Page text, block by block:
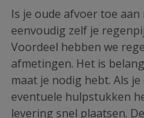
Is je oude afvoer toe
eenvoudig zelf je
Voordeel hebben we
afmetingen. Het is
maat je nodig hebt. Als
eventuele hulpstukken
levering snel plaatsen.